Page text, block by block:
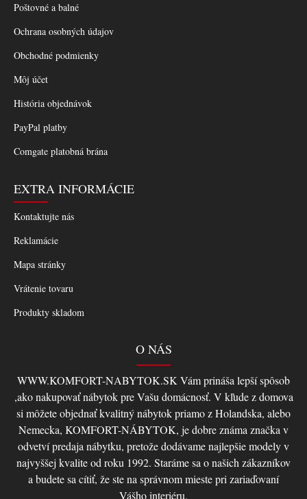
Poštovné a balné
Ochrana osobných údajov
Obchodné podmienky
Môj účet
História objednávok
PayPal platby
Comgate platobná brána
EXTRA INFORMÁCIE
Kontaktujte nás
Reklamácie
Mapa stránky
Vrátenie tovaru
Produkty skladom
O NÁS
WWW.KOMFORT-NABYTOK.SK Vám prináša lepší spôsob
,ako nakupovať nábytok pre Vašu domácnosť. V kľude z domova
si môžete objednať kvalitný nábytok priamo z Holandska, alebo
Nemecka, KOMFORT-NÁBYTOK, je dobre známa značka v
odvetví predaja nábytku, pretože dodávame najlepšie modely v
najvyššej kvalite od roku 1992. Staráme sa o našich zákazníkov
a budete sa cítiť, že ste na správnom mieste pri zariaďovaní
Vášho interiéru.